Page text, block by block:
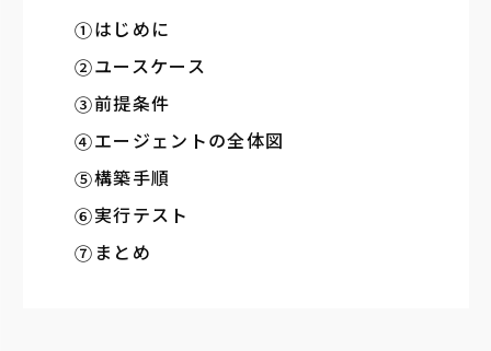
はじめに
ユースケース
前提条件
エージェントの全体図
構築手順
実行テスト
まとめ